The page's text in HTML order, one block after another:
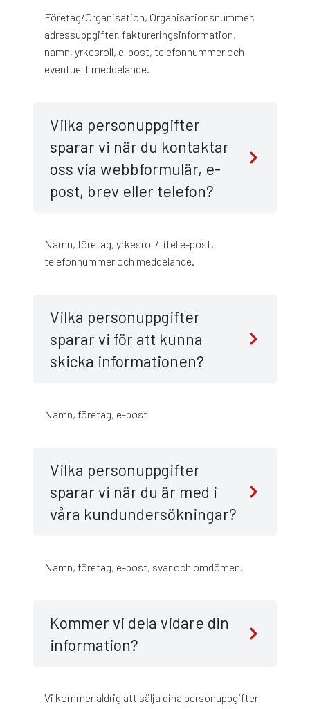
Företag/Organisation, Organisationsnummer,
adressuppgifter, faktureringsinformation,
namn, yrkesroll, e-post, telefonnummer och
eventuellt meddelande.
Vilka personuppgifter
sparar vi när du kontaktar
oss via webbformulär, e-
post, brev eller telefon?
Namn, företag, yrkesroll/titel e-post,
telefonnummer och meddelande.
Vilka personuppgifter
sparar vi för att kunna
skicka informationen?
Namn, företag, e-post
Vilka personuppgifter
sparar vi när du är med i
våra kundundersökningar?
Namn, företag, e-post, svar och omdömen.
Kommer vi dela vidare din
information?
Vi kommer aldrig att sälja dina personuppgifter